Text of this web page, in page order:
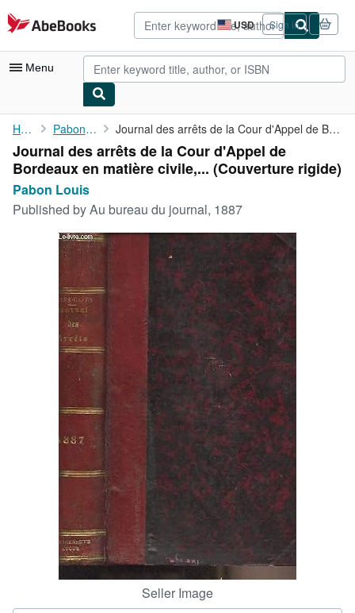
Skip to main content
AbeBooks.com USD
Site
shopping
preferences
Sign in
Menu
My Account
My Purchases
Advanced Search
Browse Collections
Rare Books
Art & Collectibles
Textbooks
Start Selling
CLOSE
Home Pabon Louis Journal des arrêts de la Cour d'Appel de Bordeaux en matière ...
Journal des arrêts de la Cour d'Appel de
Bordeaux en matière civile,... (Couverture rigide)
Pabon Louis
Published byAu bureau du journal, 1887
Seller Image